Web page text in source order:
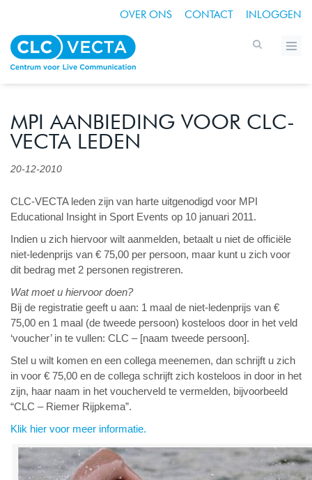
OVER ONS CONTACT INLOGGEN
MPI AANBIEDING VOOR CLC-
VECTA LEDEN
20-12-2010
CLC-VECTA leden zijn van harte uitgenodigd voor MPI
Educational Insight in Sport Events op 10 januari 2011.
Indien u zich hiervoor wilt aanmelden, betaalt u niet de officiële
niet-ledenprijs van € 75,00 per persoon, maar kunt u zich voor
dit bedrag met 2 personen registreren.
Wat moet u hiervoor doen?
Bij de registratie geeft u aan: 1 maal de niet-ledenprijs van €
75,00 en 1 maal (de tweede persoon) kosteloos door in het veld
‘voucher’ in te vullen: CLC – [naam tweede persoon].
Stel u wilt komen en een collega meenemen, dan schrijft u zich
in voor € 75,00 en de collega schrijft zich kosteloos in door in het
zijn, haar naam in het voucherveld te vermelden, bijvoorbeeld
“CLC – Riemer Rijpkema”.
Klik hier voor meer informatie.